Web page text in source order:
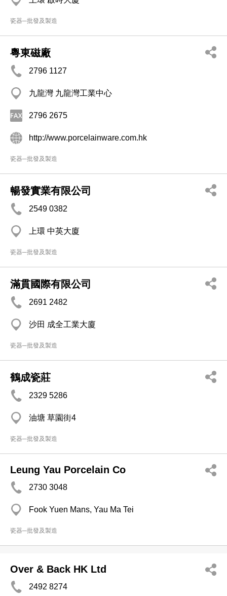
瓷器─批發及製造
粵東磁廠
2796 1127
九龍灣 九龍灣工業中心
2796 2675
http://www.porcelainware.com.hk
瓷器─批發及製造
暢發實業有限公司
2549 0382
上環 中英大廈
瓷器─批發及製造
滿貫國際有限公司
2691 2482
沙田 成全工業大廈
瓷器─批發及製造
鶴成瓷莊
2329 5286
油塘 草園街4
瓷器─批發及製造
Leung Yau Porcelain Co
2730 3048
Fook Yuen Mans, Yau Ma Tei
瓷器─批發及製造
Over & Back HK Ltd
2492 8274